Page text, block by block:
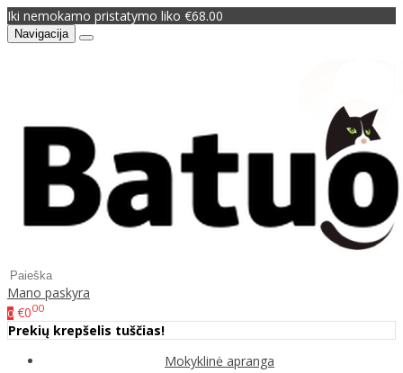
Iki nemokamo pristatymo liko €68.00
Navigacija
Mano paskyra
0 €000
Prekių krepšelis tuščias!
Mokyklinė apranga